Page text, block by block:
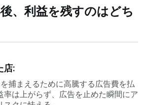
、利益を残すのはどち
店:
捕まえるために高騰する広告費を払
率は上がらず、広告を止めた瞬間にア